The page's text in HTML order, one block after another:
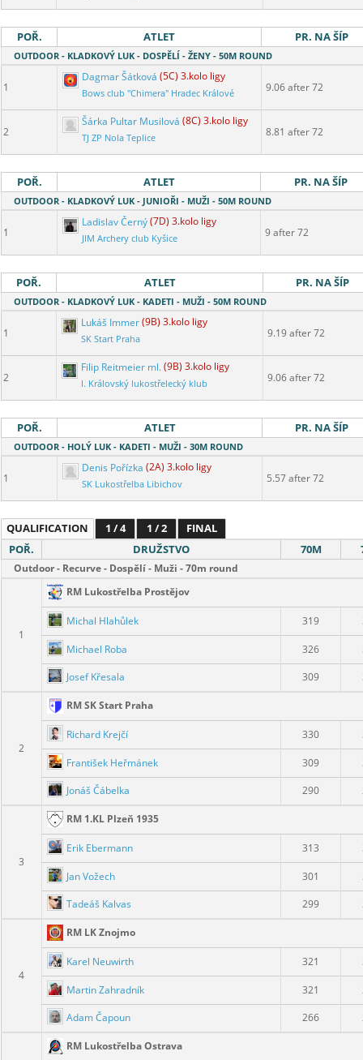
POŘ. ATLET PR. NA ŠÍP
OUTDOOR - KLADKOVÝ LUK - DOSPĚLÍ - ŽENY - 50M ROUND
1
Dagmar Šátková (5C) 3.kolo ligy
Bows club "Chimera" Hradec Králové 9.06 after 72
2
Šárka Pultar Musilová (8C) 3.kolo ligy
TJ ZP Nola Teplice 8.81 after 72
POŘ. ATLET PR. NA ŠÍP
OUTDOOR - KLADKOVÝ LUK - JUNIOŘI - MUŽI - 50M ROUND
1
Ladislav Černý(7D) 3.kolo ligy
JIM Archery club Kyšice 9 after 72
POŘ. ATLET PR. NA ŠÍP
OUTDOOR - KLADKOVÝ LUK - KADETI - MUŽI - 50M ROUND
1
Lukáš Immer(9B) 3.kolo ligy
SK Start Praha 9.19 after 72
2
Filip Reitmeier ml.(9B) 3.kolo ligy
I. Královský lukostřelecký klub 9.06 after 72
POŘ. ATLET PR. NA ŠÍP
OUTDOOR - HOLÝ LUK - KADETI - MUŽI - 30M ROUND
1
Denis Pořízka (2A) 3.kolo ligy
SK Lukostřelba Libichov 5.57 after 72
QUALIFICATION 1 / 4 1 / 2
FINAL
POŘ.
DRUŽSTVO 70M
Outdoor - Recurve - Dospělí - Muži - 70m round
1
RM Lukostřelba Prostějov
Michal Hlahůlek 319
Michael Roba 326
Josef Křesala
309
2
RM SK Start Praha
Richard Krejčí 330
František Heřmánek 309
Jonáš Čábelka
290
3
RM 1.KL Plzeň 1935
Erik Ebermann 313
Jan Vožech 301
Tadeáš Kalvas
299
4
RM LK Znojmo
Karel Neuwirth 321
Martin Zahradník 321
Adam Čapoun
266
RM Lukostřelba Ostrava